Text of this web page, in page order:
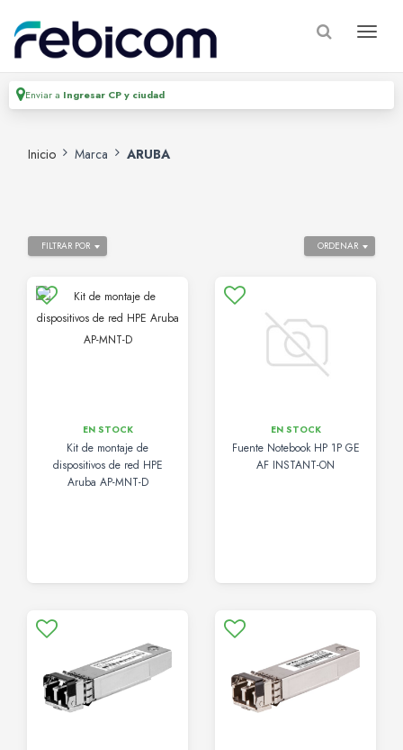
Enviar a Ingresar CP y ciudad
Inicio Marca ARUBA
ORDENAR
FILTRAR POR
EN STOCK
Kit de montaje de
dispositivos de red HPE
Aruba AP-MNT-D
EN STOCK
Fuente Notebook HP 1P GE
AF INSTANT-ON